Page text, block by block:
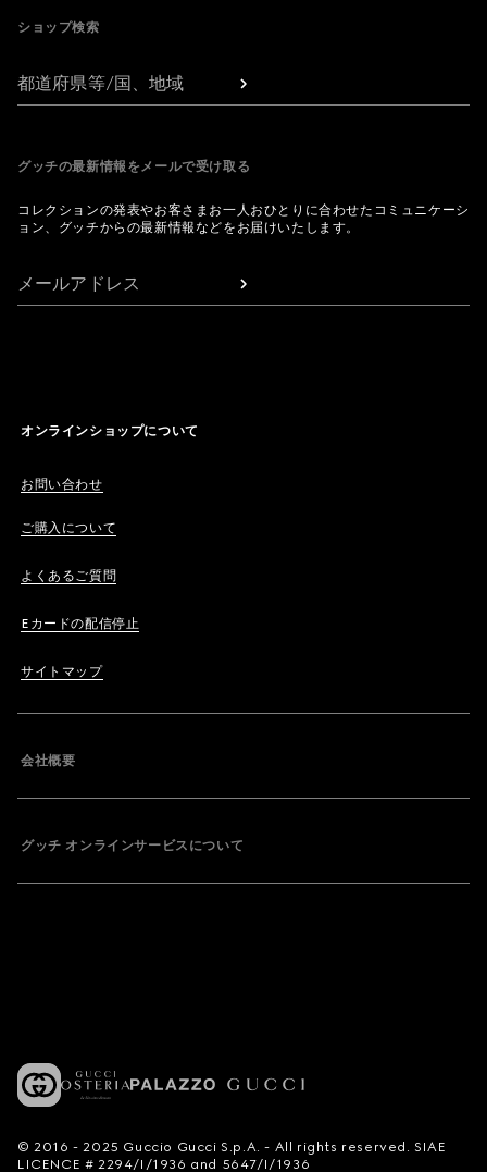
ショップ検索
都道府県等/国、地域
グッチの最新情報をメールで受け取る
コレクションの発表やお客さまお一人おひとりに合わせたコミュニケーシ
ョン、グッチからの最新情報などをお届けいたします。
メールアドレス
オンラインショップについて
お問い合わせ
ご購入について
よくあるご質問
Eカードの配信停止
サイトマップ
会社概要
グッチ オンラインサービスについて
© 2016 - 2025 Guccio Gucci S.p.A. - All rights reserved. SIAE
LICENCE # 2294/I/1936 and 5647/I/1936